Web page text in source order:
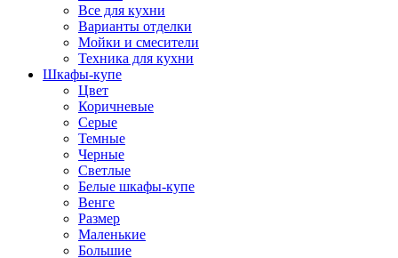
Все для кухни
Варианты отделки
Мойки и смесители
Техника для кухни
Шкафы-купе
Цвет
Коричневые
Серые
Темные
Черные
Светлые
Белые шкафы-купе
Венге
Размер
Маленькие
Большие